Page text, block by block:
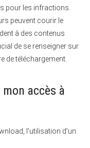
pour les infractions.
peuvent courir le
à des contenus
de se renseigner sur
de téléchargement.
accès à
l’utilisation d’un